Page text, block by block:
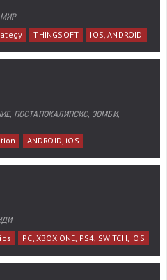
THINGSOFT IOS, ANDROID
ПОСТАПОКАЛИПСИС, ЗОМБИ,
ANDROID, iOS
PC, XBOX ONE, PS4, SWITCH, IOS